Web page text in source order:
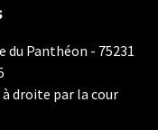
du Panthéon - 75231
à droite par la cour